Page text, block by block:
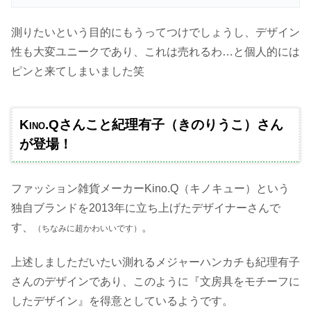
測りたいという目的にもうってつけでしょうし、デザイン
性も大変ユニークであり、これは売れるわ…と個人的には
ピンと来てしまいました笑
Kino.Qさんこと紀理有子（きのりうこ）さん
が登場！
ファッション雑貨メーカーKino.Q（キノキュー）という
独自ブランドを2013年に立ち上げたデザイナーさんで
す、
（ちなみに超かわいいです） 。
上述しましただいたい測れるメジャーハンカチも紀理有子
さんのデザインであり、このように『文房具をモチーフに
したデザイン』を得意としているようです。